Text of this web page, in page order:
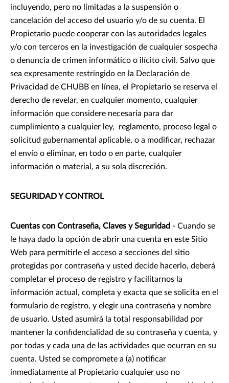
incluyendo, pero no limitadas a la suspensión o
cancelación del acceso del usuario y/o de su cuenta. El
Propietario puede cooperar con las autoridades legales
y/o con terceros en la investigación de cualquier sospecha
o denuncia de crimen informático o ilícito civil. Salvo que
sea expresamente restringido en la Declaración de
Privacidad de CHUBB en línea, el Propietario se reserva el
derecho de revelar, en cualquier momento, cualquier
información que considere necesaria para dar
cumplimiento a cualquier ley, reglamento, proceso legal o
solicitud gubernamental aplicable, o a modificar, rechazar
el envío o eliminar, en todo o en parte, cualquier
información o material, a su sola discreción.
SEGURIDAD Y CONTROL
Cuentas con Contraseña, Claves y Seguridad - Cuando se
le haya dado la opción de abrir una cuenta en este Sitio
Web para permitirle el acceso a secciones del sitio
protegidas por contraseña y usted decide hacerlo, deberá
completar el proceso de registro y facilitarnos la
información actual, completa y exacta que se solicita en el
formulario de registro, y elegir una contraseña y nombre
de usuario. Usted asumirá la total responsabilidad por
mantener la confidencialidad de su contraseña y cuenta, y
por todas y cada una de las actividades que ocurran en su
cuenta. Usted se compromete a (a) notificar
inmediatamente al Propietario cualquier uso no